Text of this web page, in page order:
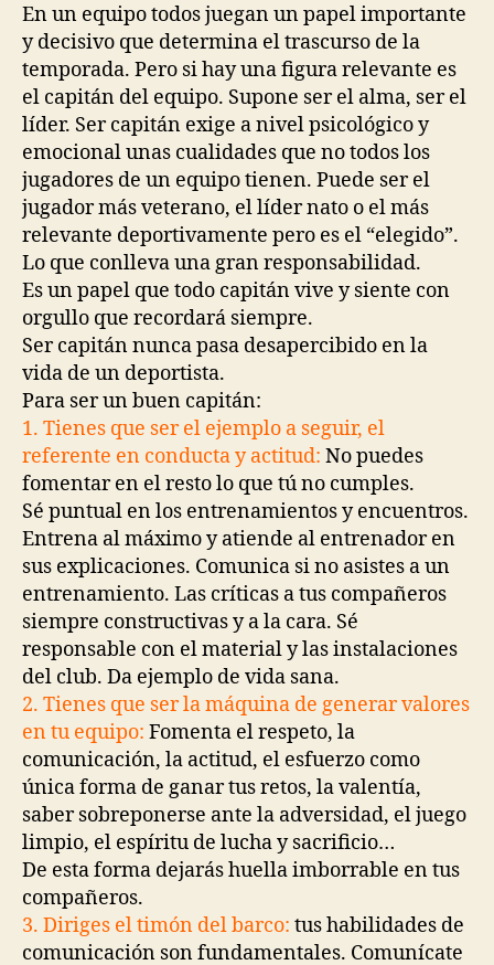
En un equipo todos juegan un papel importante
y decisivo que determina el trascurso de la
temporada. Pero si hay una figura relevante es
el capitán del equipo. Supone ser el alma, ser el
líder. Ser capitán exige a nivel psicológico y
emocional unas cualidades que no todos los
jugadores de un equipo tienen. Puede ser el
jugador más veterano, el líder nato o el más
relevante deportivamente pero es el “elegido”.
Lo que conlleva una gran responsabilidad.
Es un papel que todo capitán vive y siente con
orgullo que recordará siempre.
Ser capitán nunca pasa desapercibido en la
vida de un deportista.
Para ser un buen capitán:
1. Tienes que ser el ejemplo a seguir, el
referente en conducta y actitud: No puedes
fomentar en el resto lo que tú no cumples.
Sé puntual en los entrenamientos y encuentros.
Entrena al máximo y atiende al entrenador en
sus explicaciones. Comunica si no asistes a un
entrenamiento. Las críticas a tus compañeros
siempre constructivas y a la cara. Sé
responsable con el material y las instalaciones
del club. Da ejemplo de vida sana.
2. Tienes que ser la máquina de generar valores
en tu equipo: Fomenta el respeto, la
comunicación, la actitud, el esfuerzo como
única forma de ganar tus retos, la valentía,
saber sobreponerse ante la adversidad, el juego
limpio, el espíritu de lucha y sacrificio…
De esta forma dejarás huella imborrable en tus
compañeros.
3. Diriges el timón del barco: tus habilidades de
comunicación son fundamentales. Comunícate